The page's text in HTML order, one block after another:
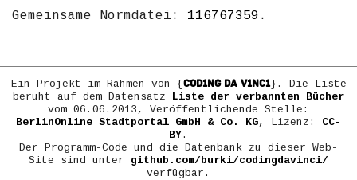
Gemeinsame Normdatei: 116767359 .
Ein Projekt im Rahmen von {COD1NG DA V1NC1}. Die Liste
beruht auf dem Datensatz
Liste der verbannten Bücher
vom 06.06.2013, Veröffentlichende Stelle:
BerlinOnline Stadtportal GmbH & Co. KG, Lizenz: CC-
BY.
Der Programm-Code und die Datenbank zu dieser Web-
Site sind unter github.com/burki/codingdavinci/
verfügbar.